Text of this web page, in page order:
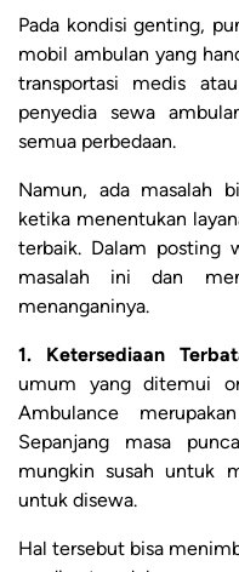
Pada kondisi genting,
mobil ambulan yang
transportasi medis
penyedia sewa
semua perbedaan.
Namun, ada masalah
ketika menentukan
terbaik. Dalam posting
masalah ini dan
menanganinya.
1. Ketersediaan
umum yang ditemui
Ambulance
Sepanjang masa
mungkin susah untuk
untuk disewa.
Hal tersebut bisa